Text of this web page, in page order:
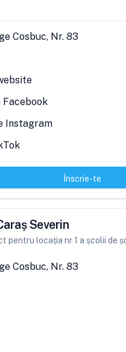
Cosbuc, Nr. 83
Facebook
Instagram
Înscrie-te
Severin
pentru locația nr 1 a școlii de
Cosbuc, Nr. 83